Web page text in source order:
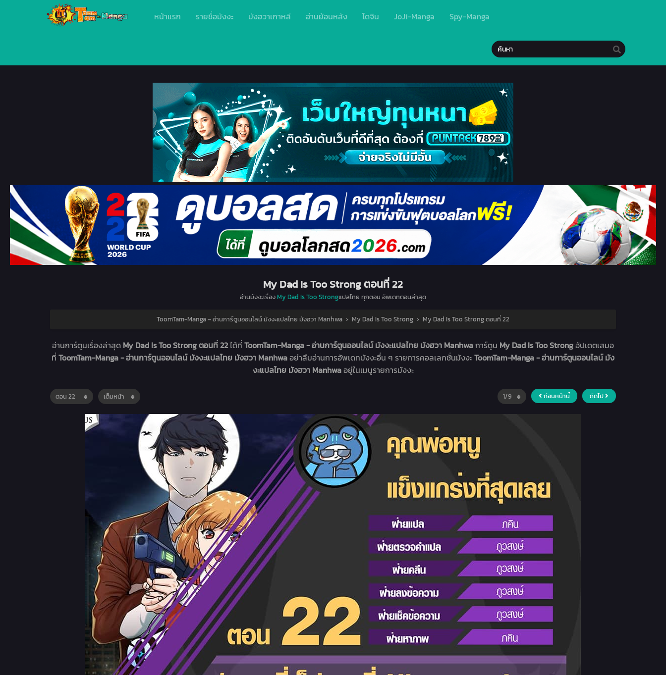
หน้าแรก รายชื่อมังงะ มังฮวาเกาหลี อ่านย้อนหลัง โดจิน JoJi-Manga Spy-Manga
My Dad Is Too Strong ตอนที่ 22
อ่านมังงะเรื่องMy Dad Is Too Strongแปลไทย ทุกตอน อัพเดทตอนล่าสุด
ToomTam-Manga – อ่านการ์ตูนออนไลน์ มังงะแปลไทย มังฮวา Manhwa › My Dad Is Too Strong › My Dad Is Too Strong ตอนที่ 22
อ่านการ์ตูนเรื่องล่าสุด My Dad Is Too Strong ตอนที่ 22ได้ที่ ToomTam-Manga - อ่านการ์ตูนออนไลน์ มังงะแปลไทย มังฮวา Manhwaการ์ตูน My Dad Is Too Strongอัปเดตเสมอ
ที่ ToomTam-Manga - อ่านการ์ตูนออนไลน์ มังงะแปลไทย มังฮวา Manhwaอย่าลืมอ่านการอัพเดทมังงะอื่น ๆ รายการคอลเลกชั่นมังงะToomTam-Manga - อ่านการ์ตูนออนไลน์ มัง
งะแปลไทย มังฮวา Manhwaอยู่ในเมนูรายการมังงะ
ก่อนหน้านี้ ถัดไป